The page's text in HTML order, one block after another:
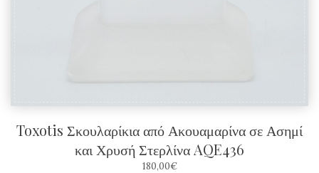
Toxotis Σκουλαρίκια από Ακουαμαρίνα σε Ασημί
και Χρυσή Στερλίνα AQE436
180,00€